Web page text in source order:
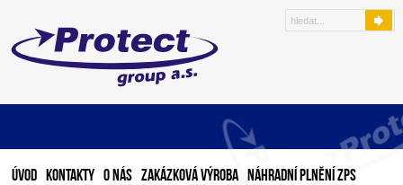
Úvod Kontakty O nás Zakázková výroba Náhradní plnění ZPS